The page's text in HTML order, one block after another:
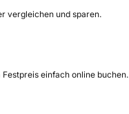
vergleichen und sparen.
einfach online buchen.